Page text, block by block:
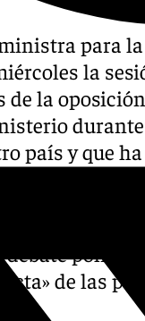
ministra para
la
de la
país y que
en numerosas
debate
de las